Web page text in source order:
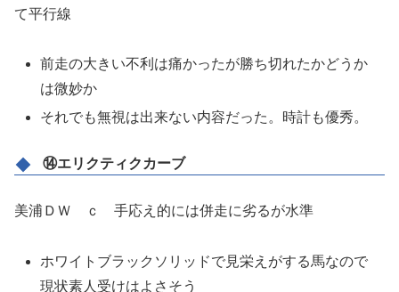
て平行線
前走の大きい不利は痛かったが勝ち切れたかどうか
は微妙か
それでも無視は出来ない内容だった。時計も優秀。
⑭エリクティクカーブ
美浦ＤＷ ｃ 手応え的には併走に劣るが水準
ホワイトブラックソリッドで見栄えがする馬なので
現状素人受けはよさそう